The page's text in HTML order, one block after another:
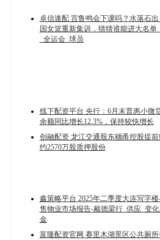
卓信速配 宫鲁鸣会下课吗？水落石出
国女篮重新集训，猜猜谁能进大名单
_全运会_球员
线下配资平台 央行：6月末普惠小微
余额同比增长12.3%，保持较快增长
创融配资 龙江交通股东穗甬控股提前
约2570万股质押股份
鑫策略平台 2025年二季度大连写字
售物业市场报告-戴德梁行_供应_变化
金
富隆配资官网 赛里木湖景区公共厕所